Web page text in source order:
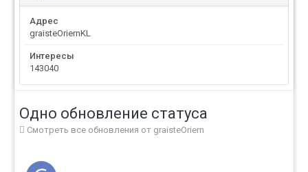
Адрес
graisteOriernKL
Интересы
143040
Одно обновление статуса
Смотреть все обновления от graisteOriern